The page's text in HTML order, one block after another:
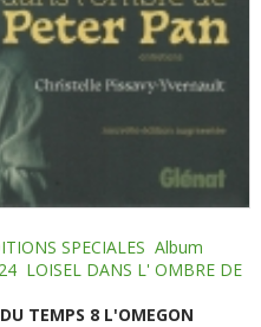
SPECIALES Album
LOISEL DANS L' OMBRE DE
TEMPS 8 L'OMEGON